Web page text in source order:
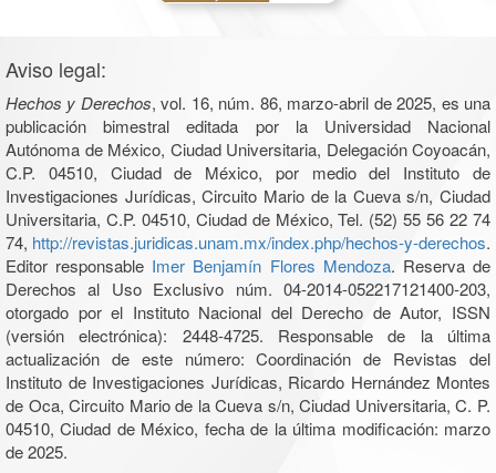
Aviso legal:
Hechos y Derechos, vol. 16, núm. 86, marzo-abril de 2025, es una
publicación bimestral editada por la Universidad Nacional
Autónoma de México, Ciudad Universitaria, Delegación Coyoacán,
C.P. 04510, Ciudad de México, por medio del Instituto de
Investigaciones Jurídicas, Circuito Mario de la Cueva s/n, Ciudad
Universitaria, C.P. 04510, Ciudad de México, Tel. (52) 55 56 22 74
74, http://revistas.juridicas.unam.mx/index.php/hechos-y-derechos.
Editor responsable Imer Benjamín Flores Mendoza. Reserva de
Derechos al Uso Exclusivo núm. 04-2014-052217121400-203,
otorgado por el Instituto Nacional del Derecho de Autor, ISSN
(versión electrónica): 2448-4725. Responsable de la última
actualización de este número: Coordinación de Revistas del
Instituto de Investigaciones Jurídicas, Ricardo Hernández Montes
de Oca, Circuito Mario de la Cueva s/n, Ciudad Universitaria, C. P.
04510, Ciudad de México, fecha de la última modificación: marzo
de 2025.